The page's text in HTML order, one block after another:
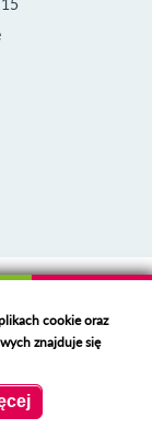
oknie
cookie oraz
znajduje się